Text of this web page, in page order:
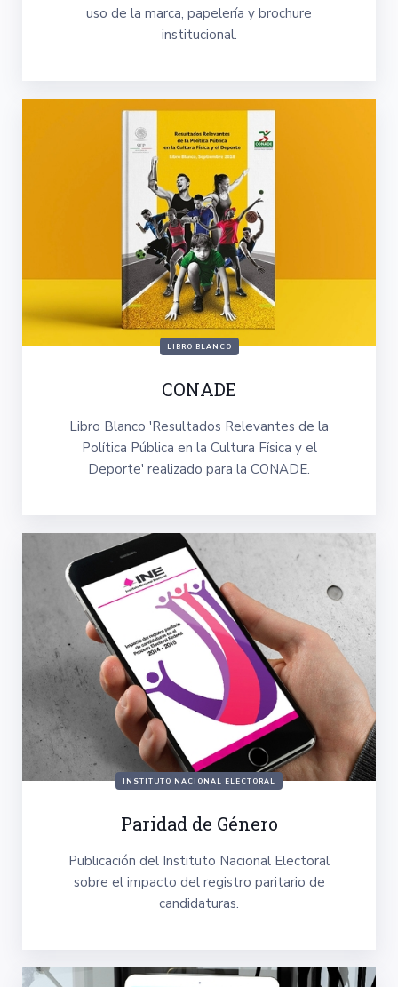
uso de la marca, papelería y brochure
institucional.
LIBRO BLANCO
CONADE
Libro Blanco 'Resultados Relevantes de la
Política Pública en la Cultura Física y el
Deporte' realizado para la CONADE.
INSTITUTO NACIONAL ELECTORAL
Paridad de Género
Publicación del Instituto Nacional Electoral
sobre el impacto del registro paritario de
candidaturas.